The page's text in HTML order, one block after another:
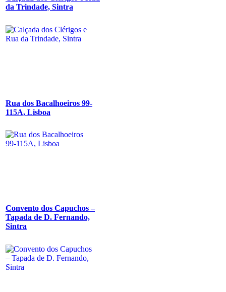
da Trindade, Sintra
Rua dos Bacalhoeiros 99-
115A, Lisboa
Convento dos Capuchos –
Tapada de D. Fernando,
Sintra